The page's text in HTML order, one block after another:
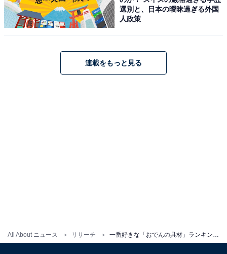
All About ニュース リサーチ
【500人に聞いた】すき焼きは「煮る派」？ そ
れとも「焼く派」？【2023年調査結果】
選別と、日本の曖昧過ぎる外国
人政策
連載をもっと見る